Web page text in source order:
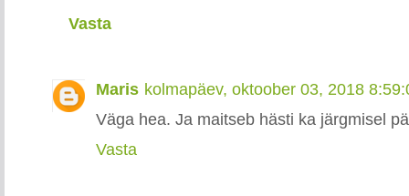
Vasta
Maris kolmapäev, oktoober 03, 2018
Väga hea. Ja maitseb hästi ka järgmisel
Vasta